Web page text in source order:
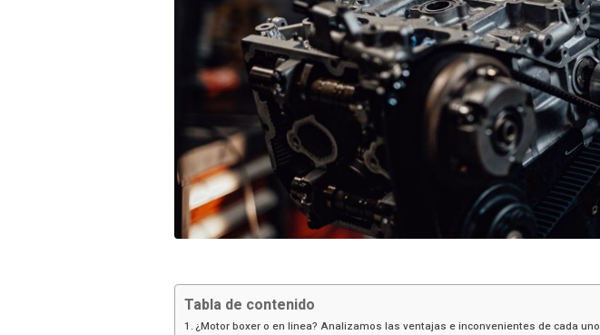
Tabla de contenido
¿Motor boxer o en linea? Analizamos las ventajas e inconvenientes de cada uno